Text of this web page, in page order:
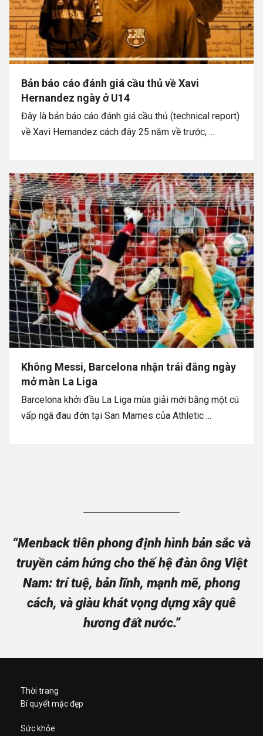
Bản báo cáo đánh giá cầu thủ về Xavi
Hernandez ngày ở U14
Đây là bản báo cáo đánh giá cầu thủ (technical report)
về Xavi Hernandez cách đây 25 năm về trước, ...
Không Messi, Barcelona nhận trái đắng ngày
mở màn La Liga
Barcelona khởi đầu La Liga mùa giải mới bằng một cú
vấp ngã đau đớn tại San Mames của Athletic ...
“Menback tiên phong định hình bản sắc và
truyền cảm hứng cho thế hệ đàn ông Việt
Nam: trí tuệ, bản lĩnh, mạnh mẽ, phong
cách, và giàu khát vọng dựng xây quê
hương đất nước.”
Thời trang
Bí quyết mặc đẹp
Sức khỏe